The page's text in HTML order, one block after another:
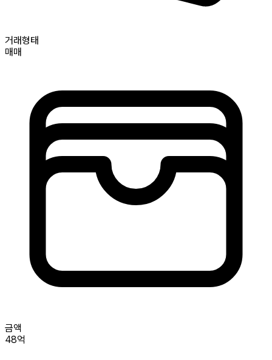
거래형태
매매
금액
48억